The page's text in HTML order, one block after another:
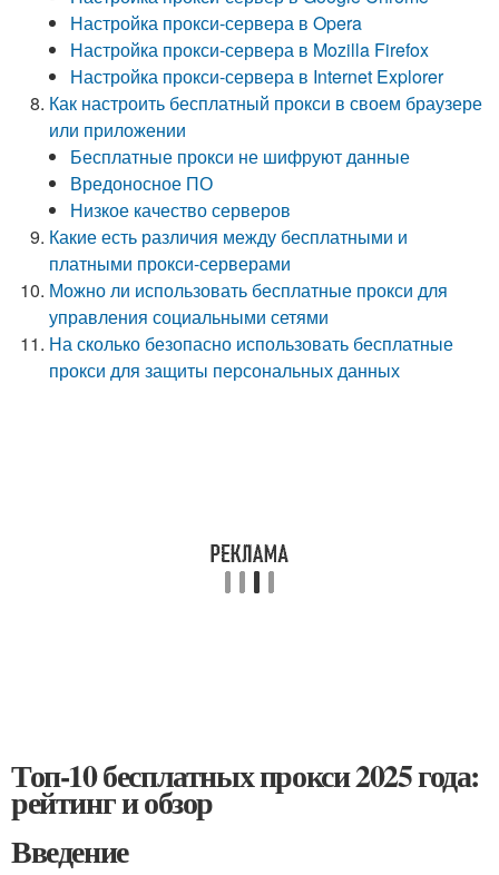
Настройка прокси-сервера в Opera
Настройка прокси-сервера в Mozilla Firefox
Настройка прокси-сервера в Internet Explorer
Как настроить бесплатный прокси в своем браузере
или приложении
Бесплатные прокси не шифруют данные
Вредоносное ПО
Низкое качество серверов
Какие есть различия между бесплатными и
платными прокси-серверами
Можно ли использовать бесплатные прокси для
управления социальными сетями
На сколько безопасно использовать бесплатные
прокси для защиты персональных данных
Топ-10 бесплатных прокси 2025 года:
рейтинг и обзор
Введение